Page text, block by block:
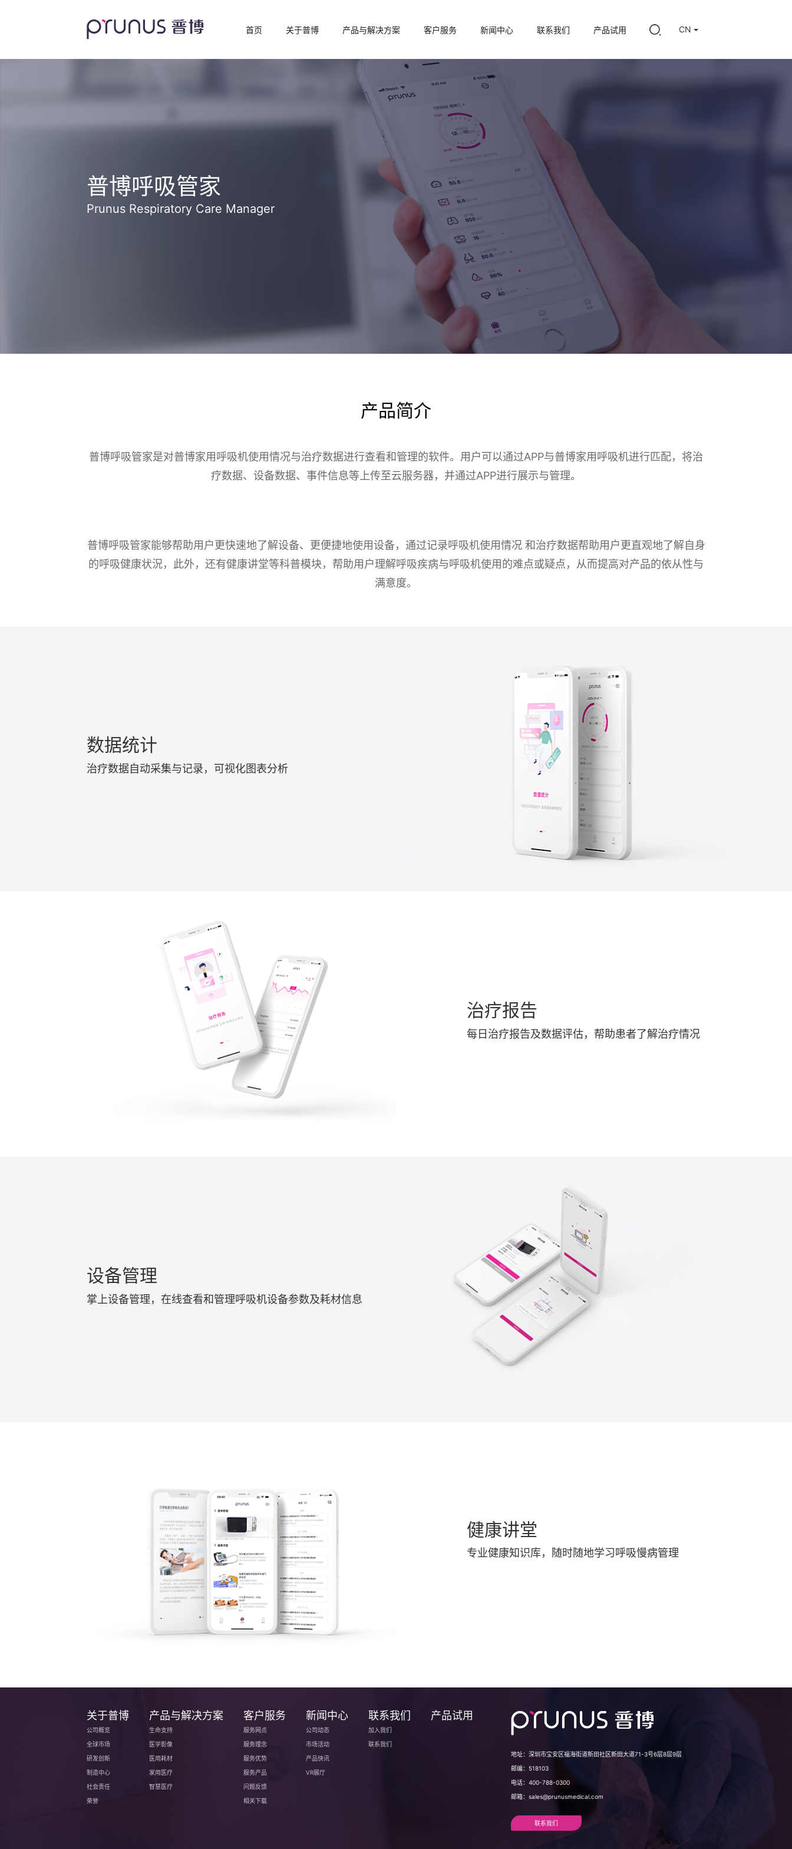
首页 关于普博 产品与解决方案 客户服务 新闻中心 联系我们 产品试用 CN
普博呼吸管家
Prunus Respiratory Care Manager
产品简介
普博呼吸管家是对普博家用呼吸机使用情况与治疗数据进行查看和管理的软件。用户可以通过APP与普博家用呼吸机进行匹配，将治
疗数据、设备数据、事件信息等上传至云服务器，并通过APP进行展示与管理。
普博呼吸管家能够帮助用户更快速地了解设备、更便捷地使用设备，通过记录呼吸机使用情况 和治疗数据帮助用户更直观地了解自身
的呼吸健康状況，此外，还有健康讲堂等科普模块，帮助用户理解呼吸疾病与呼吸机使用的难点或疑点，从而提高对产品的依从性与
满意度。
数据统计
治疗数据自动采集与记录，可视化图表分析
治疗报告
每日治疗报告及数据评估，帮助患者了解治疗情况
设备管理
掌上设备管理，在线查看和管理呼吸机设备参数及耗材信息
健康讲堂
专业健康知识库，随时随地学习呼吸慢病管理
关于普博
公司概览
全球市场
研发创新
制造中心
社会责任
荣誉
产品与解决方案
生命支持
医学影像
医用耗材
家用医疗
智慧医疗
客户服务
服务网点
服务理念
服务优势
服务产品
问题反馈
相关下载
新闻中心
公司动态
市场活动
产品快讯
VR展厅
联系我们
加入我们
联系我们
产品试用
地址： 深圳市宝安区福海街道新田社区新田大道71-3号6层8层9层
邮编： 518103
电话： 400-788-0300
邮箱： sales@prunusmedical.com
联系我们